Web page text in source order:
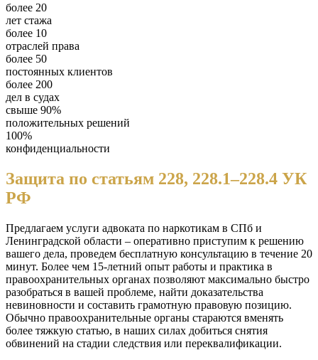
более 20
лет стажа
более 10
отраслей права
более 50
постоянных клиентов
более 200
дел в судах
свыше 90%
положительных решений
100%
конфиденциальности
Защита по статьям 228, 228.1–228.4 УК
РФ
Предлагаем услуги адвоката по наркотикам в СПб и
Ленинградской области – оперативно приступим к решению
вашего дела, проведем бесплатную консультацию в течение 20
минут. Более чем 15-летний опыт работы и практика в
правоохранительных органах позволяют максимально быстро
разобраться в вашей проблеме, найти доказательства
невиновности и составить грамотную правовую позицию.
Обычно правоохранительные органы стараются вменять
более тяжкую статью, в наших силах добиться снятия
обвинений на стадии следствия или переквалификации.